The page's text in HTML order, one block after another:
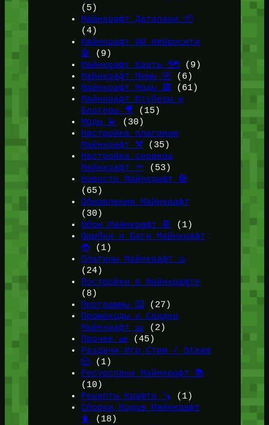
(5)
Майнкрафт Датапаки 📦
(4)
Майнкрафт ИИ Нейросети
🤖
(9)
Майнкрафт Карты 🗺️(9)
Майнкрафт Мемы 🤣 (6)
Майнкрафт Моды 🟩 (61)
Майнкрафт Ютуберы и
Блогеры 🎥
(15)
Моды 💫
(30)
Настройка плагинов
Майнкрафт ⚒️(35)
Настройка сервера
Майнкрафт 🔦 (53)
Новости Майнкрафт 🔴
(65)
Обновления Майнкрафт
(30)
Обои Майнкрафт 📔
(1)
Ошибки и Баги Майнкрафт
🐞(1)
Плагины Майнкрафт ♨️
(24)
Постройки в Майнкрафте
(8)
Программы ⌨️(27)
Промокоды и Скидки
Майнкрафт 🎫
(2)
Прочее 🧱 (45)
Раздачи Игр Стим / Steam
🎲 (1)
Ресурспаки Майнкрафт 📚
(10)
Рецепты Крафта 🪚 (1)
Сборки Модов Майнкрафт
🧳
(18)